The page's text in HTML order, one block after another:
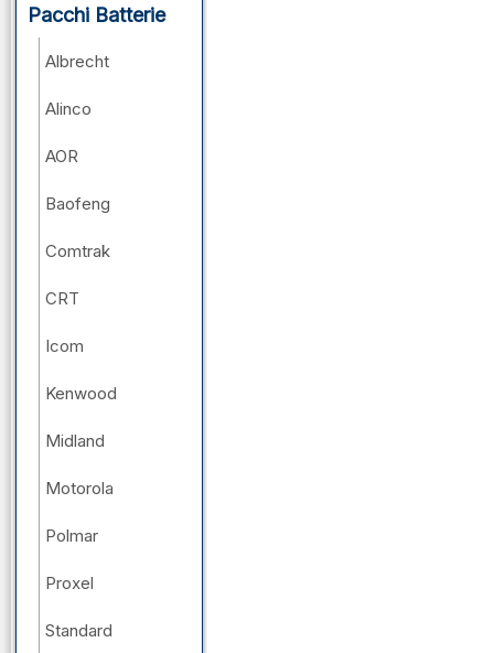
Pacchi Batterie
Albrecht
Alinco
AOR
Baofeng
Comtrak
CRT
Icom
Kenwood
Midland
Motorola
Polmar
Proxel
Standard